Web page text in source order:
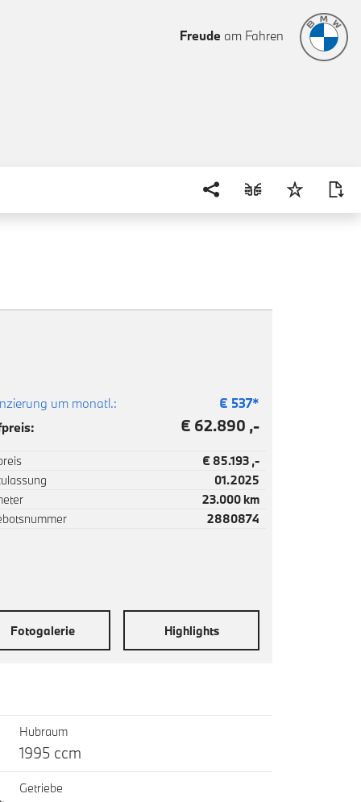
Freude am Fahren
um monatl.: € 537*
€ 62.890 ,-
€ 85.193 ,-
01.2025
23.000 km
2880874
Fotogalerie Highlights
Hubraum
1995 ccm
Getriebe